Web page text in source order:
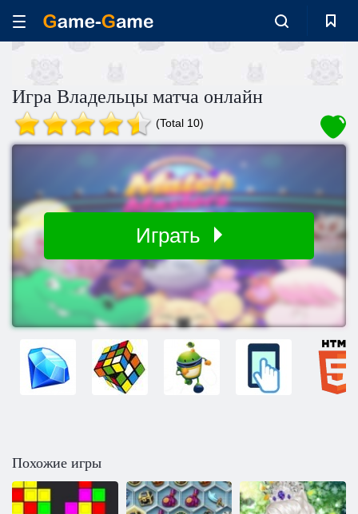
Игра Владельцы матча онлайн
(Total 10)
Играть
Похожие игры